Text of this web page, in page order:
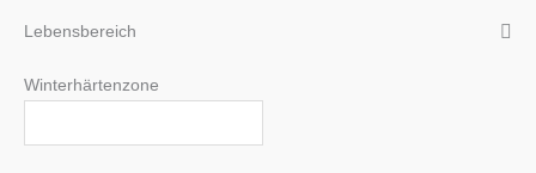
Lebensbereich
Winterhärtenzone